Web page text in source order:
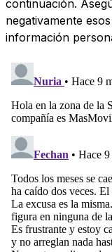
continuación.
negativamente
información